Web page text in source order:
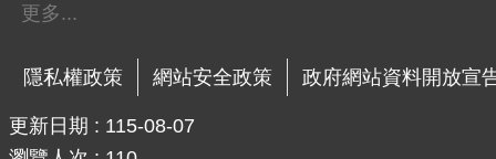
更多...
隱私權政策 網站安全政策 政府網站資料開放宣
更新日期
115-08-07